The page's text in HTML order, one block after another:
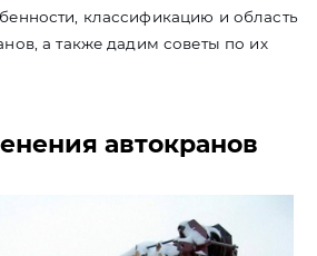
классификацию и область
а также дадим советы по их
автокранов